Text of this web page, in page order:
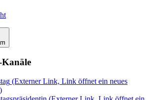
(Externer Link, Link öffnet ein neues